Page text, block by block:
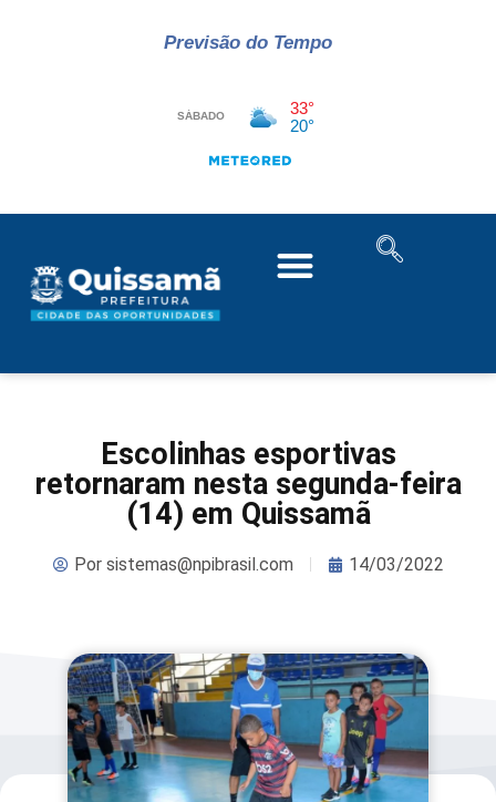
Previsão do Tempo
Escolinhas esportivas
retornaram nesta segunda-feira
(14) em Quissamã
Porsistemas@npibrasil.com 14/03/2022